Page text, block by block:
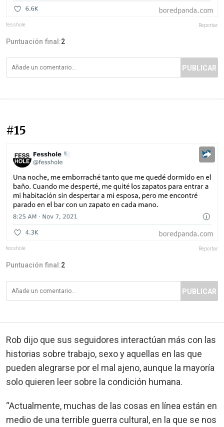
fesshole Reportar
Puntuación final:2
PUBLICAR
#15
fesshole Reportar
Puntuación final:2
PUBLICAR
Rob dijo que sus seguidores interactúan más con las
historias sobre trabajo, sexo y aquellas en las que
pueden alegrarse por el mal ajeno, aunque la mayoría
solo quieren leer sobre la condición humana.
“Actualmente, muchas de las cosas en línea están en
medio de una terrible guerra cultural, en la que se nos